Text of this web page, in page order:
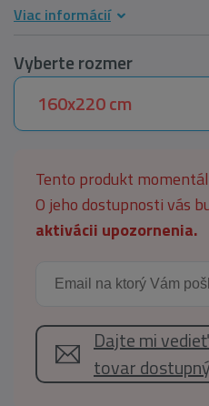
Viac informácií
Vyberte rozmer
160x220 cm
Tento produkt
O jeho dostupnosti vás
aktivácii upozornenia.
Dajte mi
tovar